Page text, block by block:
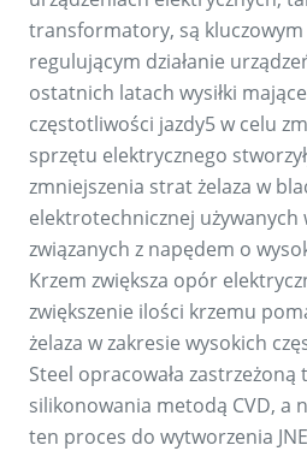
transformatory, są kluczowym
regulującym działanie
ostatnich latach wysiłki
częstotliwości jazdy5 w celu
sprzętu elektrycznego
zmniejszenia strat żelaza w
elektrotechnicznej używanych
związanych z napędem o
Krzem zwiększa opór
zwiększenie ilości krzemu
żelaza w zakresie wysokich
Steel opracowała zastrzeżoną
silikonowania metodą CVD, a
ten proces do wytworzenia